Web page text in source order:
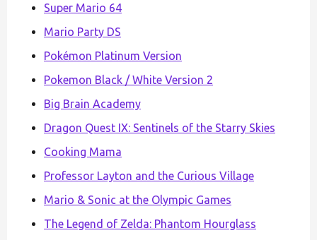
Super Mario 64
Mario Party DS
Pokémon Platinum Version
Pokemon Black / White Version 2
Big Brain Academy
Dragon Quest IX: Sentinels of the Starry Skies
Cooking Mama
Professor Layton and the Curious Village
Mario & Sonic at the Olympic Games
The Legend of Zelda: Phantom Hourglass